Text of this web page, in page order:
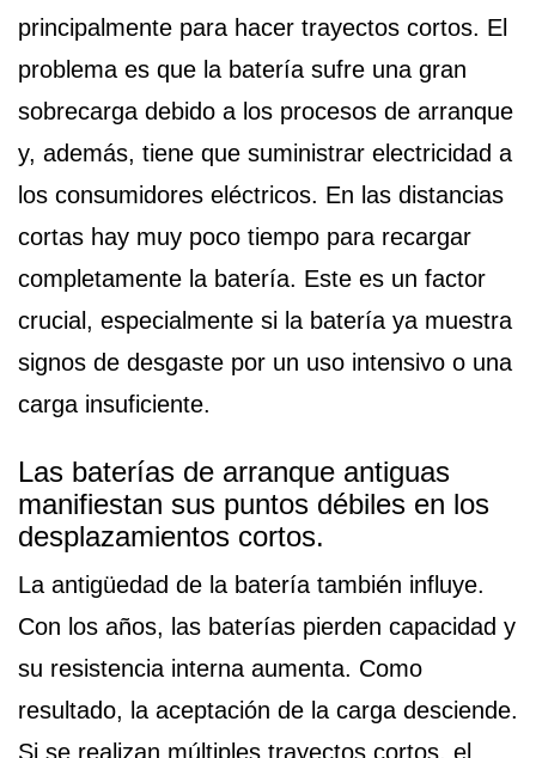
principalmente para hacer trayectos cortos. El
problema es que la batería sufre una gran
sobrecarga debido a los procesos de arranque
y, además, tiene que suministrar electricidad a
los consumidores eléctricos. En las distancias
cortas hay muy poco tiempo para recargar
completamente la batería. Este es un factor
crucial, especialmente si la batería ya muestra
signos de desgaste por un uso intensivo o una
carga insuficiente.
Las baterías de arranque antiguas
manifiestan sus puntos débiles en los
desplazamientos cortos.
La antigüedad de la batería también influye.
Con los años, las baterías pierden capacidad y
su resistencia interna aumenta. Como
resultado, la aceptación de la carga desciende.
Si se realizan múltiples trayectos cortos, el